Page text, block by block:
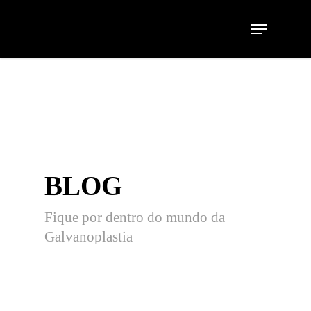
BLOG
Fique por dentro do mundo da
Galvanoplastia